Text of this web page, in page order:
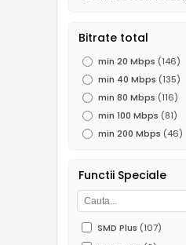
Bitrate total
min 20 Mbps (146)
min 40 Mbps (135)
min 80 Mbps (116)
min 100 Mbps (81)
min 200 Mbps (46)
Functii Speciale
SMD Plus (107)